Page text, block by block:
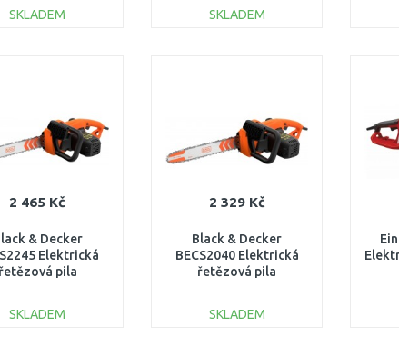
SKLADEM SKLADEM
2 465 Kč
& Decker
Elektrická
řetězová pila
SKLADEM
2 329 Kč
Black & Decker
BECS2040 Elektrická
řetězová pila
SKLADEM